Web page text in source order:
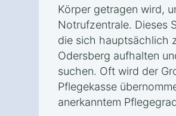
Körper getragen wird,
Notrufzentrale. Dieses
die sich hauptsächlich
Odersberg aufhalten
suchen. Oft wird der
Pflegekasse
anerkanntem